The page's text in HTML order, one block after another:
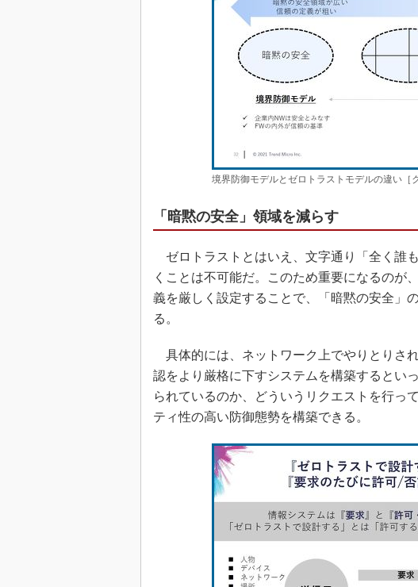
境界防御モデルとゼロトラストモデルの違い［
「暗黙の安全」領域を減らす
ゼロトラストとはいえ、文字通り「全く誰
くことは不可能だ。このため重要になるのが
義を厳しく設定することで、「暗黙の安全」
る。
具体的には、ネットワーク上でやりとりさ
認をより厳格に下すシステムを構築するとい
られているのか、どういうリクエストを行っ
ティ性の高い防御態勢を構築できる。